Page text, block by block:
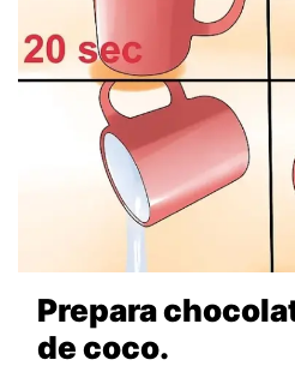
Prepara
de coco.